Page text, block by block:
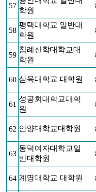
57
학원
58
평택대학교 일반대
학원
59
침례신학대학교대
학원
60 삼육대학교 대학원
61
성공회대학교대학
원
62 안양대학교대학원
63
동덕여자대학교일
반대학원
64 계명대학교 대학원